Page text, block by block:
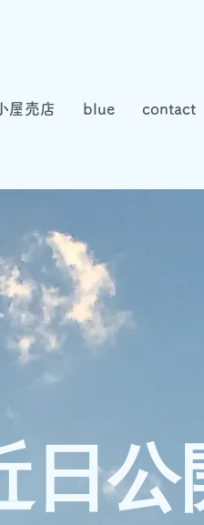
屋売店 blue contact
日公